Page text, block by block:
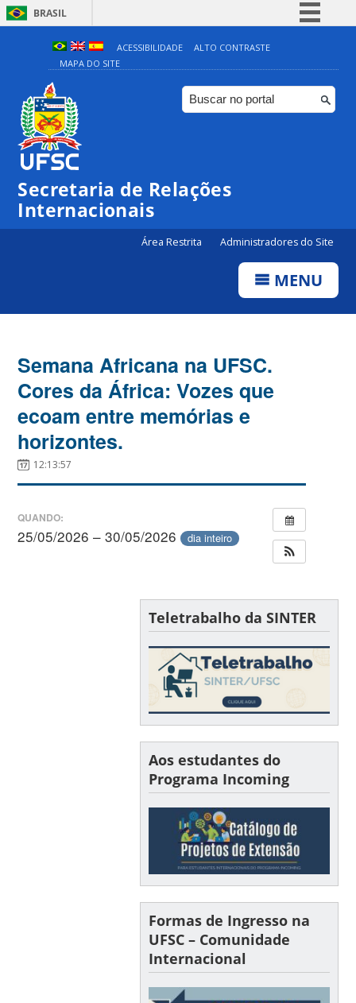
BRASIL
Simplifique!
Comunica BR
Participe
ACESSIBILIDADE
ALTO CONTRASTE
MAPA DO SITE
Secretaria de Relações
Internacionais
Área Restrita Administradores do Site
MENU
Semana Africana na UFSC.
Cores da África: Vozes que
ecoam entre memórias e
horizontes.
12:13:57
QUANDO:
25/05/2026 – 30/05/2026 dia inteiro
Teletrabalho da SINTER
Aos estudantes do
Programa Incoming
Formas de Ingresso na
UFSC – Comunidade
Internacional